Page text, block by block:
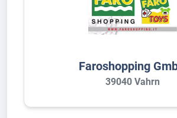
Faroshopping
39040 Vahrn